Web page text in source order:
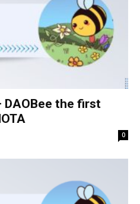
DAOBee the first
0